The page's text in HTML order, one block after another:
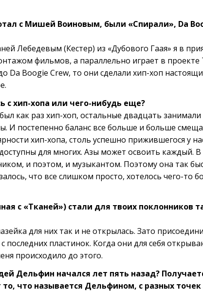
с Мишей Воиновым, были «Спирали», Da
Лебедевым (Кестер) из «Дубового Гаая» я в
фильмов, а параллельно играет в проекте
Da Boogie Crew, то они сделали хип-хоп
с хип-хопа или чего-нибудь еще?
как раз хип-хоп, остальные двадцать занимали
И постепенно баланс все больше и больше
хип-хопа, столь успешно прижившегося у
для многих. Азы может освоить каждый. В
и поэтом, и музыкантом. Поэтому она так
что все слишком просто, хотелось чего-то
с «Тканей») стали для твоих поклонников
для них так и не открылась. Зато
пластинок. Когда они для себя
происходило до этого.
Дельфин начался лет пять назад?
что называется Дельфином, с разных точек